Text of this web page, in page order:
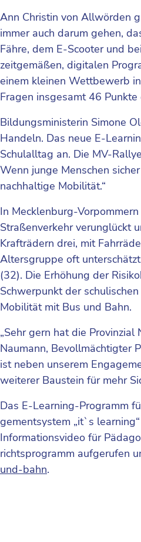
Ann Christin von Allwörden
immer auch darum gehen,
Fähre, dem E-Scooter und
zeitgemäßen, digitalen
einem kleinen Wettbewerb
Fragen insgesamt 46
Bildungsministerin Simone
Handeln. Das neue E-
Schulalltag an. Die MV-
Wenn junge Menschen
nachhaltige Mobilität.“
In Mecklenburg-
Straßenverkehr verunglückt
Krafträdern drei, mit
Altersgruppe oft
(32). Die Erhöhung der
Schwerpunkt der
Mobilität mit Bus und Bahn.
„Sehr gern hat die
Naumann, Bevollmächtigter
ist neben unserem
weiterer Baustein für mehr
Das E-Learning-Programm
gementsystem „it`s
Informationsvideo für
richtsprogramm aufgerufen
und-bahn.